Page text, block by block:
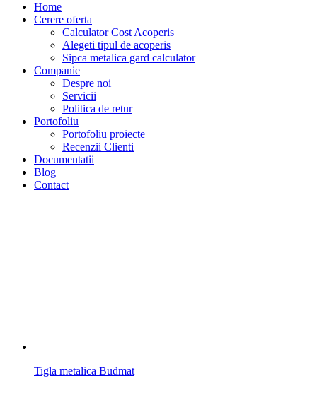
Home
Cerere oferta
Calculator Cost Acoperis
Alegeti tipul de acoperis
Sipca metalica gard calculator
Companie
Despre noi
Servicii
Politica de retur
Portofoliu
Portofoliu proiecte
Recenzii Clienti
Documentatii
Blog
Contact
Tigla metalica Budmat